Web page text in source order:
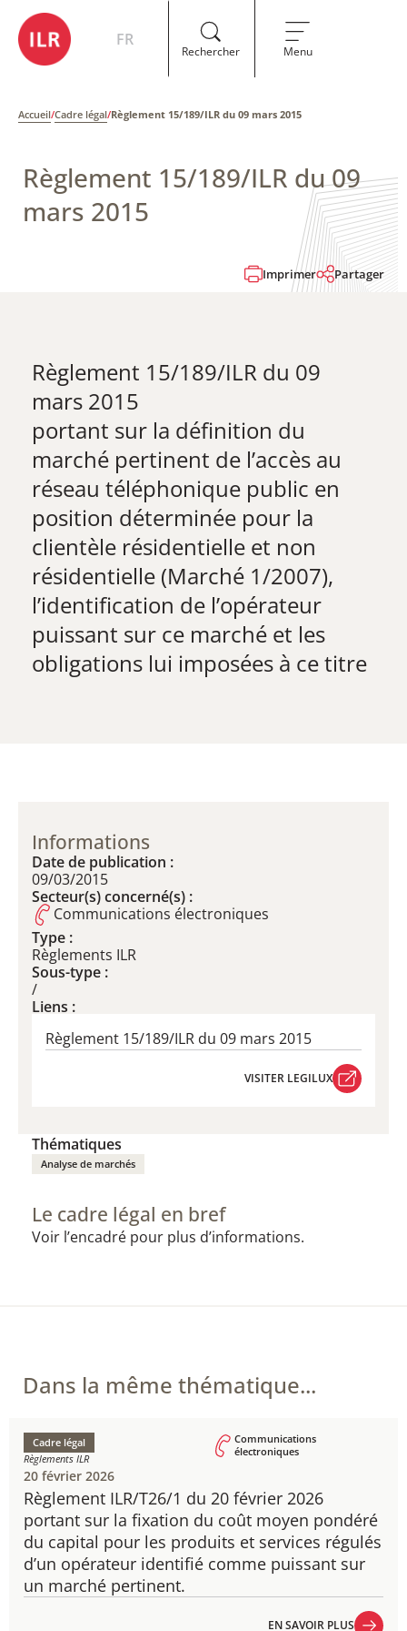
FR
Rechercher Menu
Accueil/Cadre légal/Règlement 15/189/ILR du 09 mars 2015
Règlement 15/189/ILR du 09
mars 2015
Imprimer Partager
Règlement 15/189/ILR du 09
mars 2015
portant sur la définition du
marché pertinent de l’accès au
réseau téléphonique public en
position déterminée pour la
clientèle résidentielle et non
résidentielle (Marché 1/2007),
l’identification de l’opérateur
puissant sur ce marché et les
obligations lui imposées à ce titre
Informations
Date de publication :
09/03/2015
Secteur(s) concerné(s) :
Communications électroniques
Type :
Règlements ILR
Sous-type :
/
Liens :
Règlement 15/189/ILR du 09 mars 2015
VISITER LEGILUX
Thématiques
Analyse de marchés
Le cadre légal en bref
Voir l’encadré pour plus d’informations.
Dans la même thématique...
Règlement ILR/T26/1 du 20 février 2026
portant sur la fixation du coût moyen pondéré
du capital pour les produits et services régulés
d’un opérateur identifié comme puissant sur
un marché pertinent.
Cadre légal
Règlements ILR
Communications
électroniques
20 février 2026
EN SAVOIR PLUS